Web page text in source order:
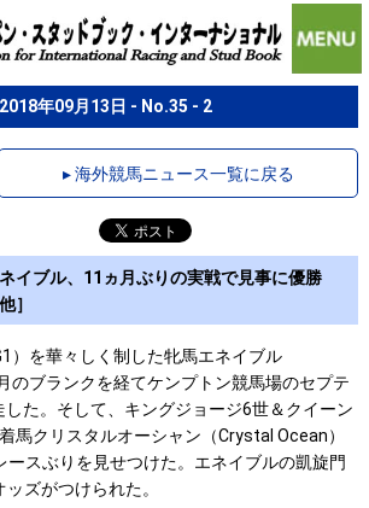
年09月13日 - No.35 - 2
▸ 海外競馬ニュース一覧に戻る
イブル、11ヵ月ぶりの実戦で見事に優勝
］
）を華々しく制した牝馬エネイブル
のブランクを経てケンプトン競馬場のセプテ
した。そして、キングジョージ6世＆クイーン
馬クリスタルオーシャン（Crystal Ocean）
ースぶりを見せつけた。エネイブルの凱旋門
ズがつけられた。